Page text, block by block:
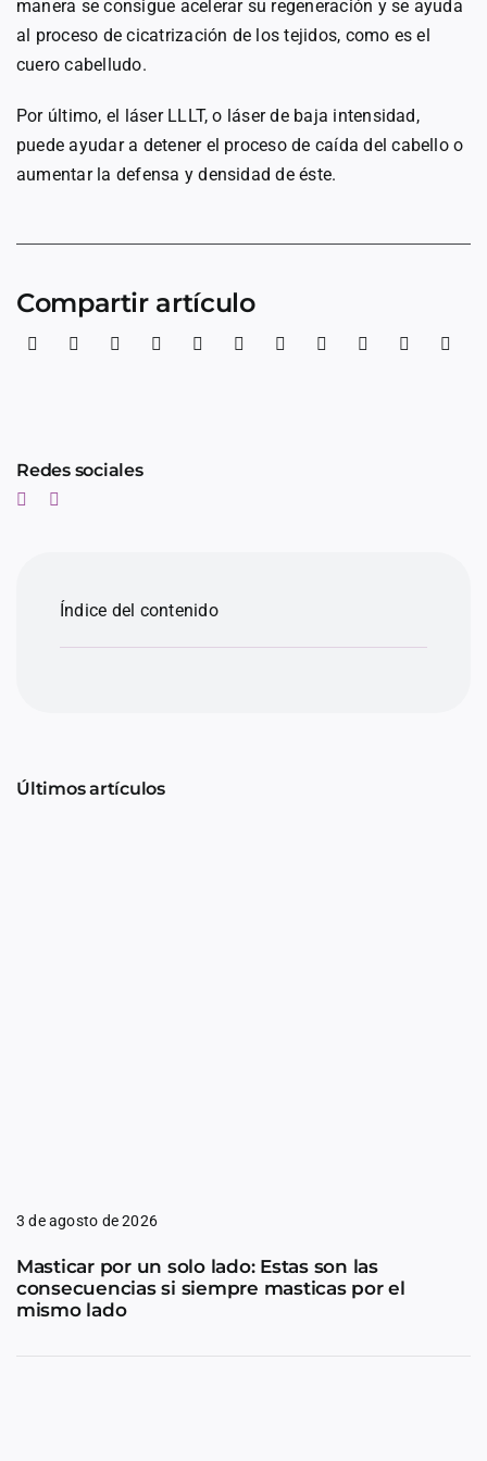
manera se consigue acelerar su regeneración y se ayuda
al proceso de cicatrización de los tejidos, como es el
cuero cabelludo.
Por último, el láser LLLT, o láser de baja intensidad,
puede ayudar a detener el proceso de caída del cabello o
aumentar la defensa y densidad de éste.
Compartir artículo
Redes sociales
Índice del contenido
Últimos artículos
3 de agosto de 2026
Masticar por un solo lado: Estas son las
consecuencias si siempre masticas por el
mismo lado